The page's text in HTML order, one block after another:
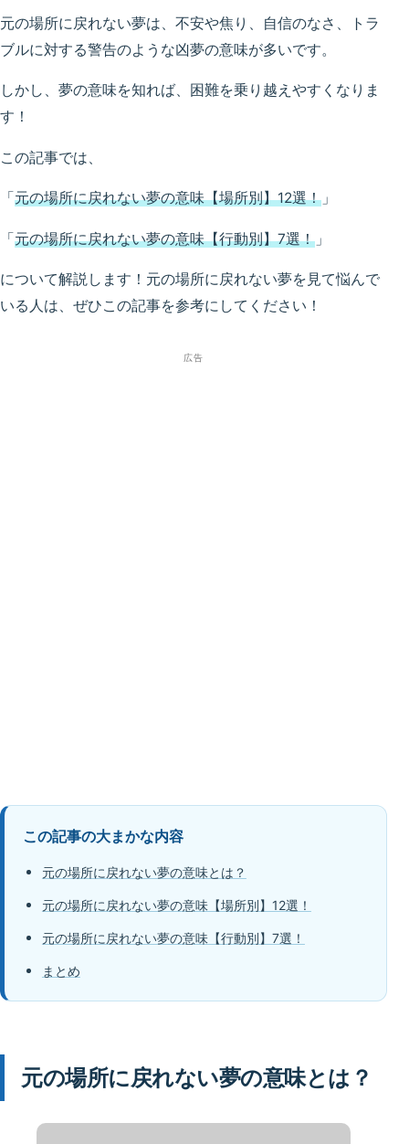
元の場所に戻れない夢は、不安や焦り、自信のなさ、トラ
ブルに対する警告のような凶夢の意味が多いです。
しかし、夢の意味を知れば、困難を乗り越えやすくなりま
す！
この記事では、
「 元の場所に戻れない夢の意味【場所別】12選！ 」
「元の場所に戻れない夢の意味【行動別】7選！ 」
について解説します！元の場所に戻れない夢を見て悩んで
いる人は、ぜひこの記事を参考にしてください！
広告
この記事の大まかな内容
元の場所に戻れない夢の意味とは？
元の場所に戻れない夢の意味【場所別】12選！
元の場所に戻れない夢の意味【行動別】7選！
まとめ
元の場所に戻れない夢の意味とは？